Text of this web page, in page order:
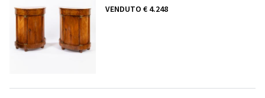
VENDUTO € 4.248